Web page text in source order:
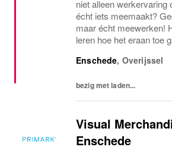
niet alleen werkervaring
écht iets meemaakt?
maar écht meewerken!
leren hoe het eraan toe
jouw kans! Solliciteer en
Enschede, Overijssel
bezig met laden...
Visual
Enschede